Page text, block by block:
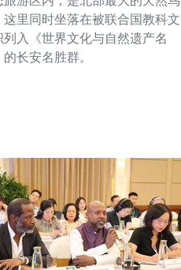
这里同时坐落在被联合国教科文
列入《世界文化与自然遗产名
长安名胜群。